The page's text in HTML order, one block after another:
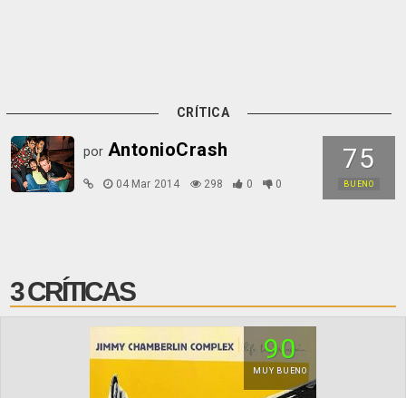
CRÍTICA
75
BUENO
por AntonioCrash
04 Mar 2014 298 0 0
3 CRÍTICAS
90
MUY BUENO